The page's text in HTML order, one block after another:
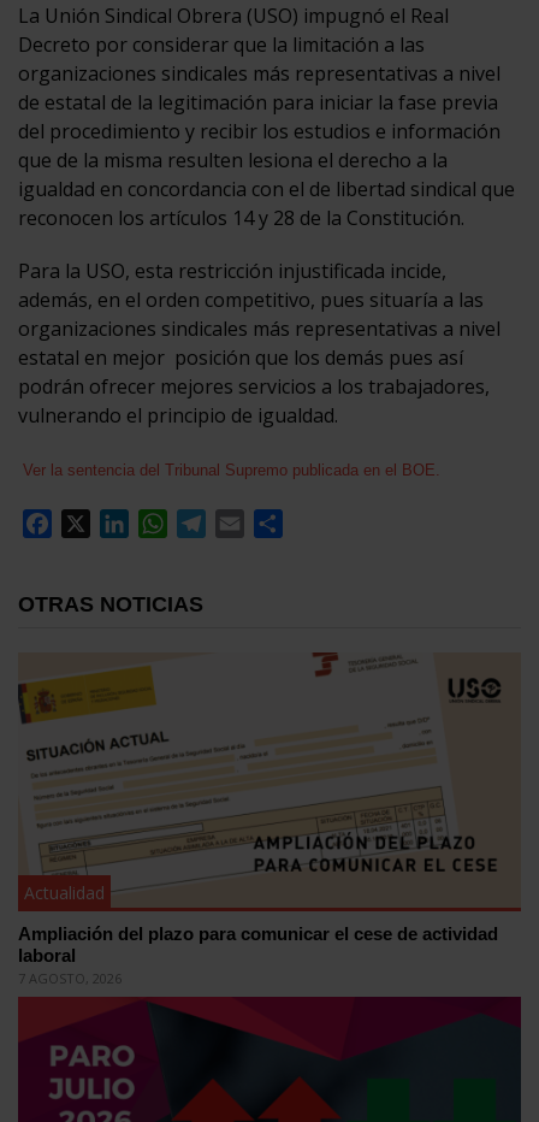
La Unión Sindical Obrera (USO) impugnó el Real
Decreto por considerar que la limitación a las
organizaciones sindicales más representativas a nivel
de estatal de la legitimación para iniciar la fase previa
del procedimiento y recibir los estudios e información
que de la misma resulten lesiona el derecho a la
igualdad en concordancia con el de libertad sindical que
reconocen los artículos 14 y 28 de la Constitución.
Para la USO, esta restricción injustificada incide,
además, en el orden competitivo, pues situaría a las
organizaciones sindicales más representativas a nivel
estatal en mejor posición que los demás pues así
podrán ofrecer mejores servicios a los trabajadores,
vulnerando el principio de igualdad.
Ver la sentencia del Tribunal Supremo publicada en el BOE.
Facebook LinkedInWhatsApp
Telegram
Email
OTRAS NOTICIAS
Actualidad
Ampliación del plazo para comunicar el cese de actividad
laboral
7 AGOSTO, 2026